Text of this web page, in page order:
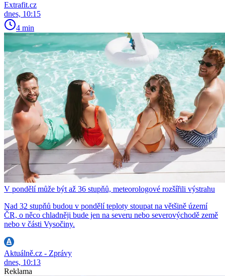
Extrafit.cz
dnes, 10:15
4 min
V pondělí může být až 36 stupňů, meteorologové rozšířili výstrahu
Nad 32 stupňů budou v pondělí teploty stoupat na většině území
ČR, o něco chladněji bude jen na severu nebo severovýchodě země
nebo v části Vysočiny.
Aktuálně.cz - Zprávy
dnes, 10:13
Reklama